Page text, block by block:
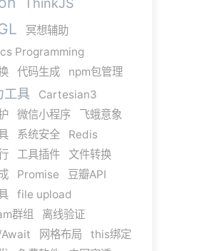
冥想辅助
Programming
代码生成 npm包管理
工具
Cartesian3
微信小程序
飞蛾意象
系统安全
Redis
工具插件
文件转换
Promise
豆瓣API
file upload
群组
离线验证
网格布局
this绑定